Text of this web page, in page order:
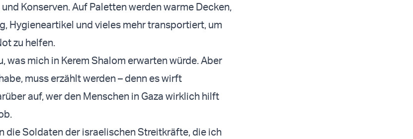
Konserven. Auf Paletten werden warme Decken,
Hygieneartikel und vieles mehr transportiert, um
zu helfen.
was mich in Kerem Shalom erwarten würde. Aber
muss erzählt werden – denn es wirft
auf, wer den Menschen in Gaza wirklich hilft
die Soldaten der israelischen Streitkräfte, die ich